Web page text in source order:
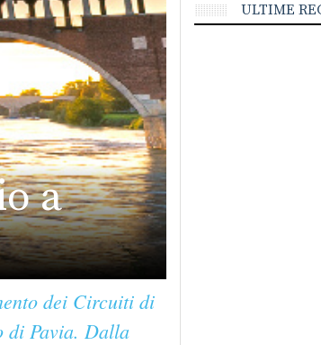
a
dei Circuiti di
di Pavia. Dalla
ULTIME